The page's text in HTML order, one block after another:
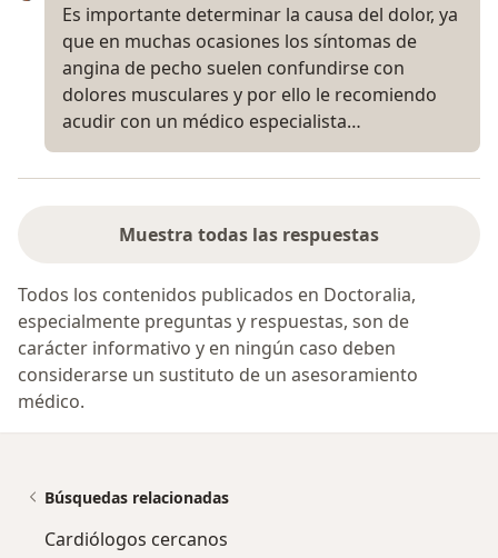
Es importante determinar la causa del dolor, ya
que en muchas ocasiones los síntomas de
angina de pecho suelen confundirse con
dolores musculares y por ello le recomiendo
acudir con un médico especialista…
Muestra todas las respuestas
Todos los contenidos publicados en Doctoralia,
especialmente preguntas y respuestas, son de
carácter informativo y en ningún caso deben
considerarse un sustituto de un asesoramiento
médico.
Búsquedas relacionadas
Cardiólogos cercanos